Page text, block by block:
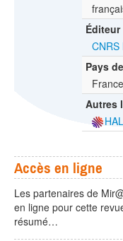
Éditeur
CNRS
Pays
France
Autres
HAL
Accès en ligne
Les partenaires de
en ligne pour cette
résumé…